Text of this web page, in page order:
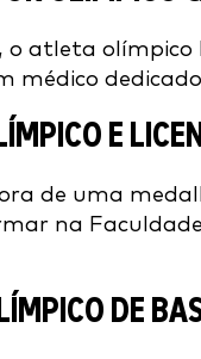
o atleta
médico
E
de uma
na
DE